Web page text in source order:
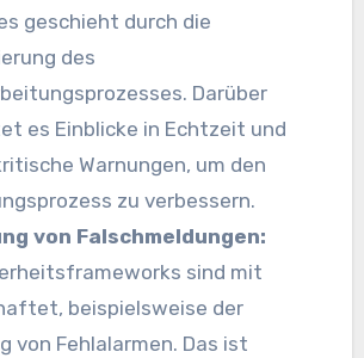
geschieht durch die
des
Darüber
es Einblicke in Echtzeit und
Warnungen, um den
zu verbessern.
von Falschmeldungen:
sind mit
beispielsweise der
von Fehlalarmen. Das ist